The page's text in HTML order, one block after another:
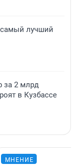
лучший
за 2 млрд
в Кузбассе
МНЕНИЕ